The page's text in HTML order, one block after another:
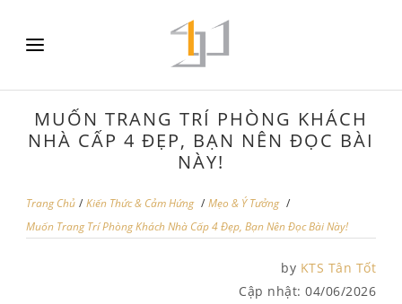
MUỐN TRANG TRÍ PHÒNG KHÁCH
NHÀ CẤP 4 ĐẸP, BẠN NÊN ĐỌC BÀI
NÀY!
Trang Chủ / Kiến Thức & Cảm Hứng / Mẹo & Ý Tưởng /
Muốn Trang Trí Phòng Khách Nhà Cấp 4 Đẹp, Bạn Nên Đọc Bài Này!
by KTS Tân Tốt
Cập nhật: 04/06/2026